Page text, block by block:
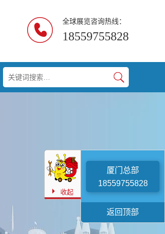
全球展览咨询热线：
18559755828
厦门总部
18559755828
返回顶部
 收起